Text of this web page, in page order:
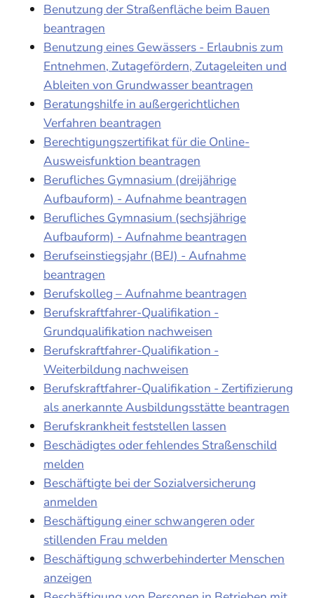
Benutzung der Straßenfläche beim Bauen
beantragen
Benutzung eines Gewässers - Erlaubnis zum
Entnehmen, Zutagefördern, Zutageleiten und
Ableiten von Grundwasser beantragen
Beratungshilfe in außergerichtlichen
Verfahren beantragen
Berechtigungszertifikat für die Online-
Ausweisfunktion beantragen
Berufliches Gymnasium (dreijährige
Aufbauform) - Aufnahme beantragen
Berufliches Gymnasium (sechsjährige
Aufbauform) - Aufnahme beantragen
Berufseinstiegsjahr (BEJ) - Aufnahme
beantragen
Berufskolleg – Aufnahme beantragen
Berufskraftfahrer-Qualifikation -
Grundqualifikation nachweisen
Berufskraftfahrer-Qualifikation -
Weiterbildung nachweisen
Berufskraftfahrer-Qualifikation - Zertifizierung
als anerkannte Ausbildungsstätte beantragen
Berufskrankheit feststellen lassen
Beschädigtes oder fehlendes Straßenschild
melden
Beschäftigte bei der Sozialversicherung
anmelden
Beschäftigung einer schwangeren oder
stillenden Frau melden
Beschäftigung schwerbehinderter Menschen
anzeigen